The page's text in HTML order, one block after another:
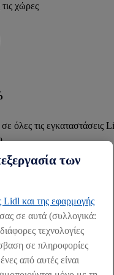
χώρες
όλες τις εγκαταστάσεις
στο χώρο πώλησης
των
Lidl και της εφαρμογής
σε αυτά (συλλογικά:
τεχνολογίες
σε πληροφορίες
από αυτές είναι